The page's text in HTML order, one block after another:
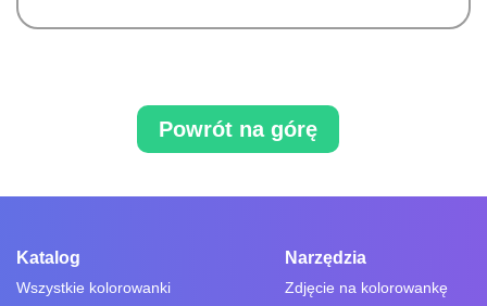
Powrót na górę
Katalog
Wszystkie kolorowanki
Narzędzia
Zdjęcie na kolorowankę